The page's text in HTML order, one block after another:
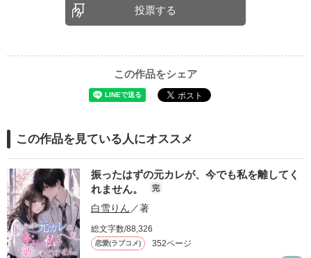
投票する
この作品をシェア
この作品を見ている人にオススメ
振ったはずの元カレが、今でも私を離してく
れません。
完
白雪りん ／著
総文字数/88,326
恋愛(ラブコメ) 352ページ